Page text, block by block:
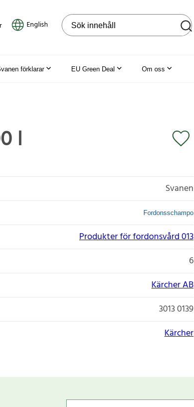
English Sök på webbplatsen
förklarar EU Green Deal Om oss
l
Svanen
Fordonsschampo
Produkter för fordonsvård 013
6
Kärcher AB
3013 0139
Kärcher